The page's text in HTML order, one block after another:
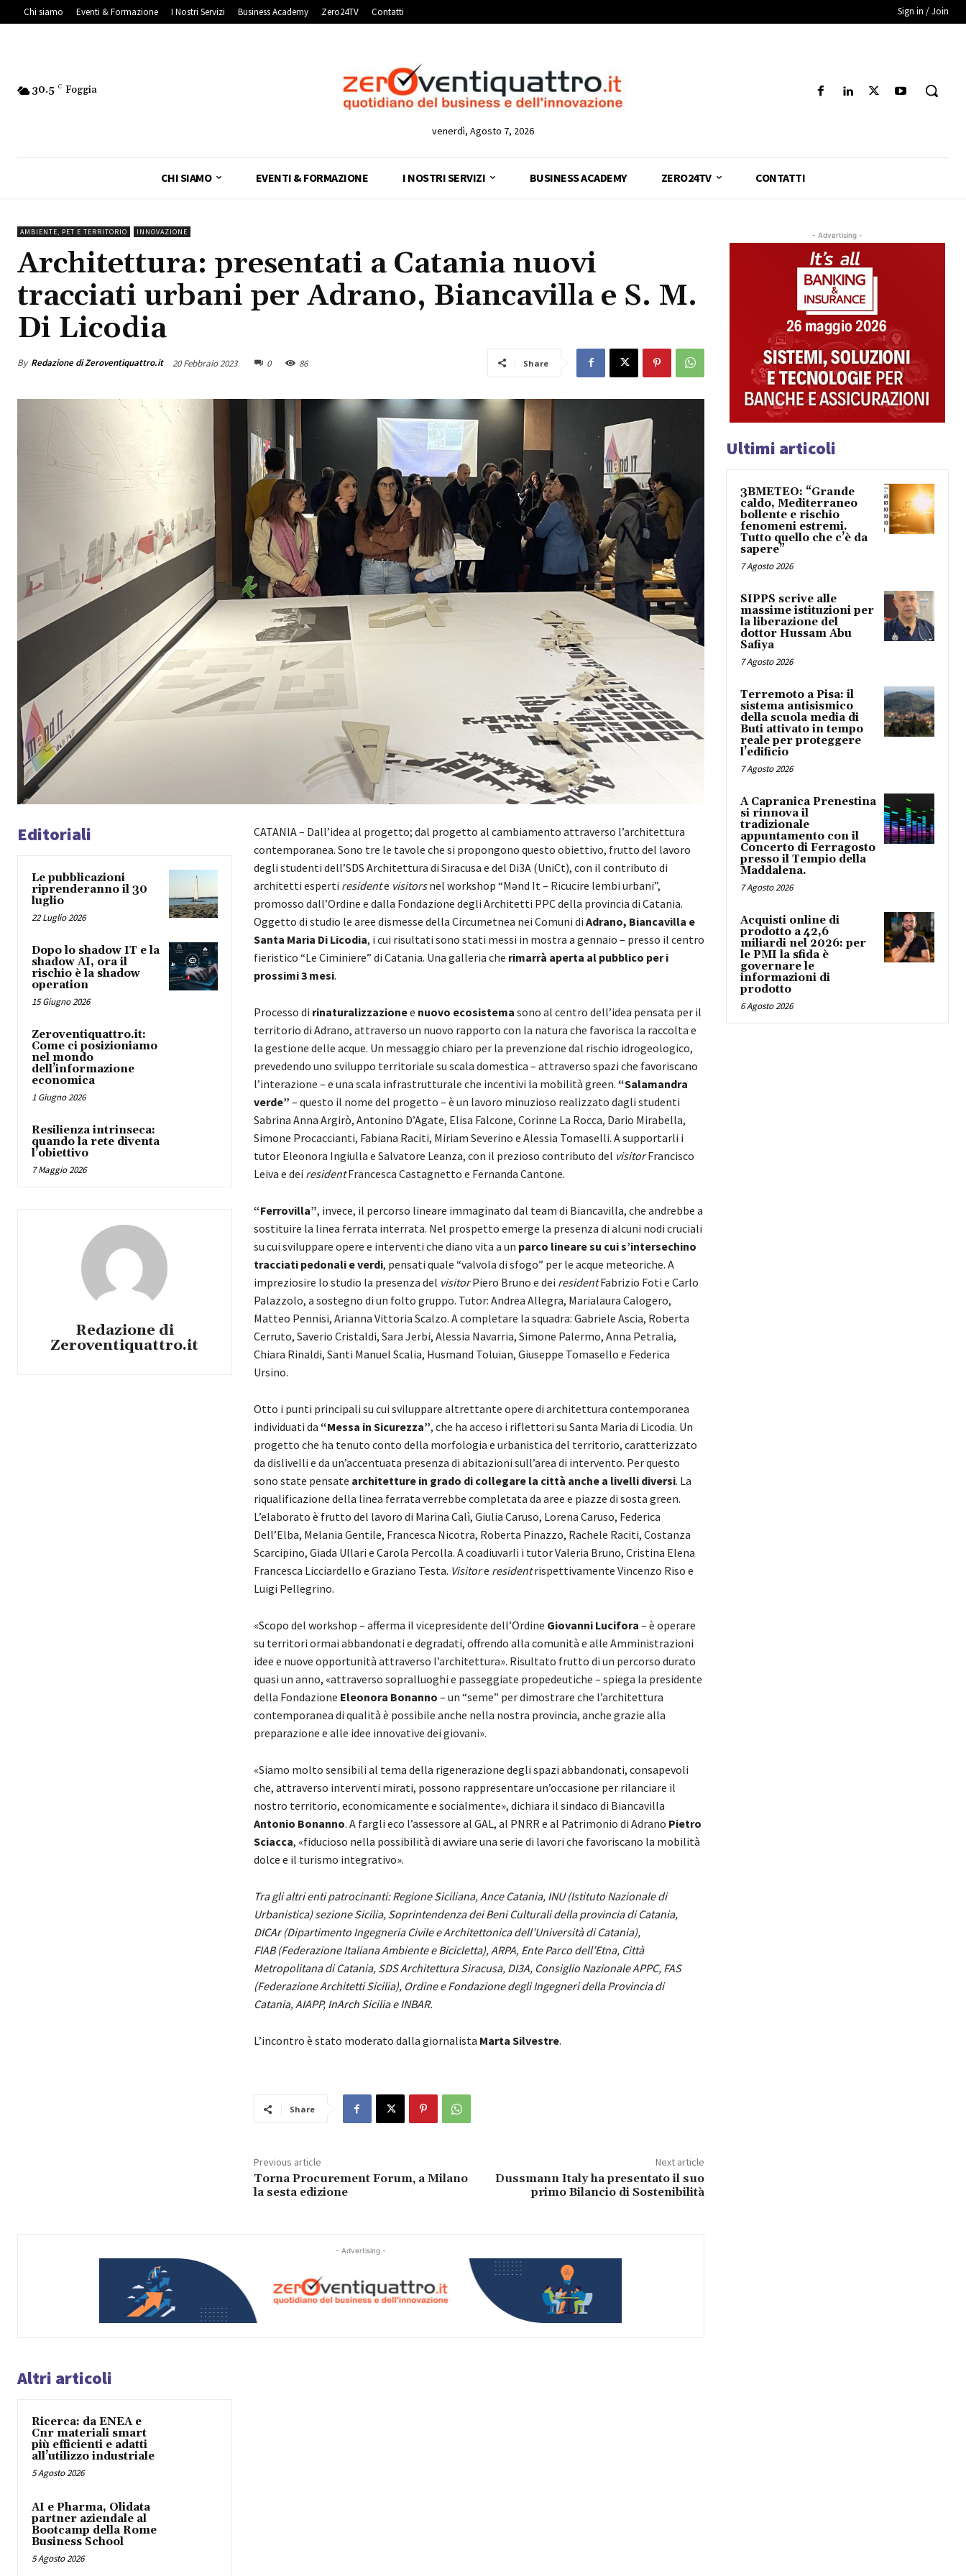
Chi siamo Eventi & Formazione I Nostri Servizi Business Academy Zero24TV Contatti Sign in / Join
30.5 C Foggia
venerdì, Agosto 7, 2026
CHI SIAMO EVENTI & FORMAZIONE I NOSTRI SERVIZI BUSINESS ACADEMY ZERO24TV CONTATTI
AMBIENTE, PET E TERRITORIO INNOVAZIONE
Architettura: presentati a Catania nuovi
tracciati urbani per Adrano, Biancavilla e S. M.
Di Licodia
By Redazione di Zeroventiquattro.it 20 Febbraio 2023 0 86 Share
Editoriali
Le pubblicazioni
riprenderanno il 30
luglio
22 Luglio 2026
Dopo lo shadow IT e la
shadow AI, ora il
rischio è la shadow
operation
15 Giugno 2026
Zeroventiquattro.it:
Come ci posizioniamo
nel mondo
dell’informazione
economica
1 Giugno 2026
Resilienza intrinseca:
quando la rete diventa
l’obiettivo
7 Maggio 2026
Redazione di
Zeroventiquattro.it
CATANIA – Dall’idea al progetto; dal progetto al cambiamento attraverso l’architettura
contemporanea. Sono tre le tavole che si propongono questo obiettivo, frutto del lavoro
degli studenti dell’SDS Architettura di Siracusa e del Di3A (UniCt), con il contributo di
architetti esperti residente visitorsnel workshop “Mənd It – Ricucire lembi urbani”,
promosso dall’Ordine e dalla Fondazione degli Architetti PPC della provincia di Catania.
Oggetto di studio le aree dismesse della Circumetnea nei Comuni di Adrano, Biancavilla e
Santa Maria Di Licodia, i cui risultati sono stati messi in mostra a gennaio – presso il centro
fieristico “Le Ciminiere” di Catania. Una galleria che rimarrà aperta al pubblico per i
prossimi 3 mesi.
Processo di rinaturalizzazionee nuovo ecosistema sono al centro dell’idea pensata per il
territorio di Adrano, attraverso un nuovo rapporto con la natura che favorisca la raccolta e
la gestione delle acque. Un messaggio chiaro per la prevenzione dal rischio idrogeologico,
prevedendo uno sviluppo territoriale su scala domestica – attraverso spazi che favoriscano
l’interazione – e una scala infrastrutturale che incentivi la mobilità green. “Salamandra
verde” – questo il nome del progetto – è un lavoro minuzioso realizzato dagli studenti
Sabrina Anna Argirò, Antonino D’Agate, Elisa Falcone, Corinne La Rocca, Dario Mirabella,
Simone Procaccianti, Fabiana Raciti, Miriam Severino e Alessia Tomaselli. A supportarli i
tutor Eleonora Ingiulla e Salvatore Leanza, con il prezioso contributo del visitorFrancisco
Leiva e dei residentFrancesca Castagnetto e Fernanda Cantone.
“Ferrovilla”, invece, il percorso lineare immaginato dal team di Biancavilla, che andrebbe a
sostituire la linea ferrata interrata. Nel prospetto emerge la presenza di alcuni nodi cruciali
su cui sviluppare opere e interventi che diano vita a un parco lineare su cui s’intersechino
tracciati pedonali e verdi, pensati quale “valvola di sfogo” per le acque meteoriche. A
impreziosire lo studio la presenza del visitorPiero Bruno e dei residentFabrizio Foti e Carlo
Palazzolo, a sostegno di un folto gruppo. Tutor: Andrea Allegra, Marialaura Calogero,
Matteo Pennisi, Arianna Vittoria Scalzo. A completare la squadra: Gabriele Ascia, Roberta
Cerruto, Saverio Cristaldi, Sara Jerbi, Alessia Navarria, Simone Palermo, Anna Petralia,
Chiara Rinaldi, Santi Manuel Scalia, Husmand Toluian, Giuseppe Tomasello e Federica
Ursino.
Otto i punti principali su cui sviluppare altrettante opere di architettura contemporanea
individuati da “Messa in Sicurezza”, che ha acceso i riflettori su Santa Maria di Licodia. Un
progetto che ha tenuto conto della morfologia e urbanistica del territorio, caratterizzato
da dislivelli e da un’accentuata presenza di abitazioni sull’area di intervento. Per questo
sono state pensate architetture in grado di collegare la città anche a livelli diversi. La
riqualificazione della linea ferrata verrebbe completata da aree e piazze di sosta green.
L’elaborato è frutto del lavoro di Marina Calì, Giulia Caruso, Lorena Caruso, Federica
Dell’Elba, Melania Gentile, Francesca Nicotra, Roberta Pinazzo, Rachele Raciti, Costanza
Scarcipino, Giada Ullari e Carola Percolla. A coadiuvarli i tutor Valeria Bruno, Cristina Elena
Francesca Licciardello e Graziano Testa. Visitore residentrispettivamente Vincenzo Riso e
Luigi Pellegrino.
«Scopo del workshop – afferma il vicepresidente dell’Ordine Giovanni Lucifora – è operare
su territori ormai abbandonati e degradati, offrendo alla comunità e alle Amministrazioni
idee e nuove opportunità attraverso l’architettura». Risultato frutto di un percorso durato
quasi un anno, «attraverso sopralluoghi e passeggiate propedeutiche – spiega la presidente
della Fondazione Eleonora Bonanno – un “seme” per dimostrare che l’architettura
contemporanea di qualità è possibile anche nella nostra provincia, anche grazie alla
preparazione e alle idee innovative dei giovani».
«Siamo molto sensibili al tema della rigenerazione degli spazi abbandonati, consapevoli
che, attraverso interventi mirati, possono rappresentare un’occasione per rilanciare il
nostro territorio, economicamente e socialmente», dichiara il sindaco di Biancavilla
Antonio Bonanno. A fargli eco l’assessore al GAL, al PNRR e al Patrimonio di Adrano Pietro
Sciacca, «fiducioso nella possibilità di avviare una serie di lavori che favoriscano la mobilità
dolce e il turismo integrativo».
Tra gli altri enti patrocinanti: Regione Siciliana, Ance Catania, INU (Istituto Nazionale di
Urbanistica) sezione Sicilia, Soprintendenza dei Beni Culturali della provincia di Catania,
DICAr (Dipartimento Ingegneria Civile e Architettonica dell’Università di Catania),
FIAB (Federazione Italiana Ambiente e Bicicletta), ARPA, Ente Parco dell’Etna, Città
Metropolitana di Catania, SDS Architettura Siracusa, DI3A, Consiglio Nazionale APPC, FAS
(Federazione Architetti Sicilia), Ordine e Fondazione degli Ingegneri della Provincia di
Catania, AIAPP, InArch Sicilia e INBAR.
L’incontro è stato moderato dalla giornalista Marta Silvestre.
Share
Previous article
Torna Procurement Forum, a Milano
la sesta edizione
Next article
Dussmann Italy ha presentato il suo
primo Bilancio di Sostenibilità
- Advertising -
Altri articoli
Ricerca: da ENEA e
Cnr materiali smart
più efficienti e adatti
all’utilizzo industriale
5 Agosto 2026
AI e Pharma, Olidata
partner aziendale al
Bootcamp della Rome
Business School
5 Agosto 2026
- Advertising -
Ultimi articoli
3BMETEO: “Grande
caldo, Mediterraneo
bollente e rischio
fenomeni estremi.
Tutto quello che c’è da
sapere”
7 Agosto 2026
SIPPS scrive alle
massime istituzioni per
la liberazione del
dottor Hussam Abu
Safiya
7 Agosto 2026
Terremoto a Pisa: il
sistema antisismico
della scuola media di
Buti attivato in tempo
reale per proteggere
l’edificio
7 Agosto 2026
A Capranica Prenestina
si rinnova il
tradizionale
appuntamento con il
Concerto di Ferragosto
presso il Tempio della
Maddalena.
7 Agosto 2026
Acquisti online di
prodotto a 42,6
miliardi nel 2026: per
le PMI la sfida è
governare le
informazioni di
prodotto
6 Agosto 2026